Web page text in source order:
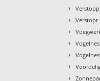
›
› Verstopt
›
›
›
›
›